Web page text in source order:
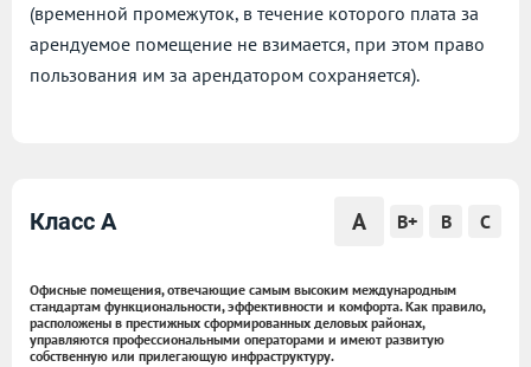
(временной промежуток, в течение которого плата за
арендуемое помещение не взимается, при этом право
пользования им за арендатором сохраняется).
Класс A A B+ B C
Офисные помещения, отвечающие самым высоким международным
стандартам функциональности, эффективности и комфорта. Как правило,
расположены в престижных сформированных деловых районах,
управляются профессиональными операторами и имеют развитую
собственную или прилегающую инфраструктуру.